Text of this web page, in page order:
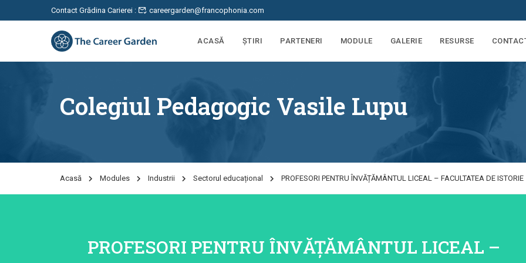
Contact Grădina Carierei : careergarden@francophonia.com
ACASĂ ȘTIRI PARTENERI MODULE GALERIE RESURSE
Colegiul Pedagogic Vasile Lupu
Acasă Modules Industrii Sectorul educațional PROFESORI PENTRU ÎNVĂȚĂMÂNTUL LICEAL – FACULTATEA DE ISTORIE
PROFESORI PENTRU ÎNVĂȚĂMÂNTUL LICEAL –